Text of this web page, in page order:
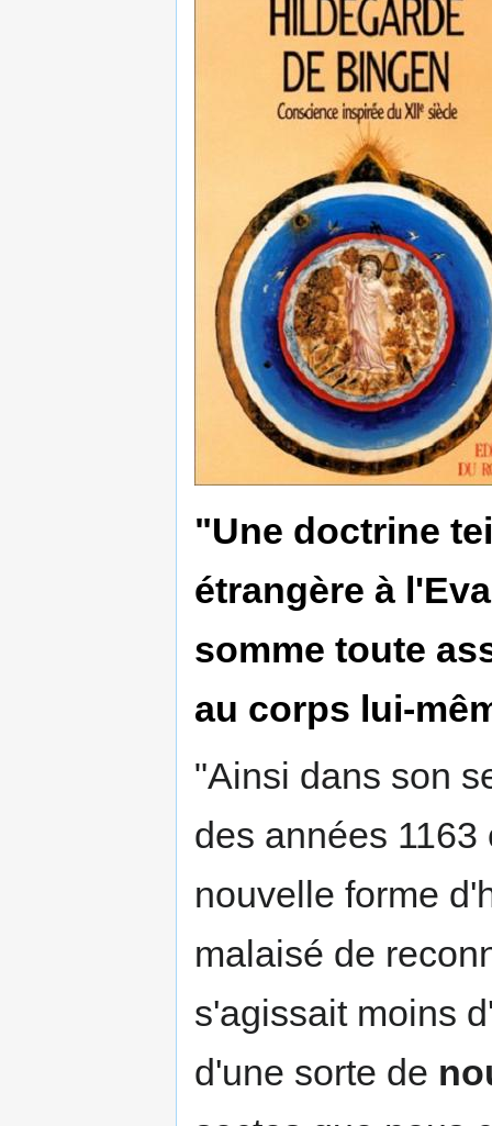
"Une doctrine
étrangère à
somme toute
au corps lui-
"Ainsi dans son
des années
nouvelle forme
malaisé de
s'agissait moins
d'une sorte de